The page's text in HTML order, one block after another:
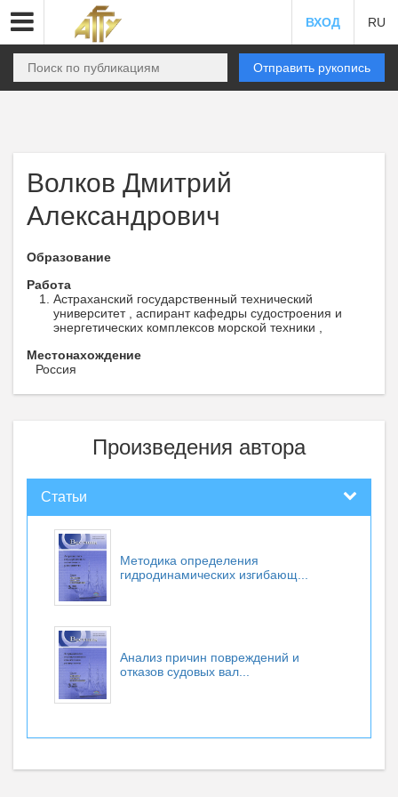
ВХОД RU
Отправить рукопись
Волков Дмитрий
Александрович
Образование
Работа
Астраханский государственный технический
университет , аспирант кафедры судостроения и
энергетических комплексов морской техники ,
Местонахождение
Россия
Произведения автора
Статьи
Методика определения
гидродинамических изгибающ...
Анализ причин повреждений и
отказов судовых вал...